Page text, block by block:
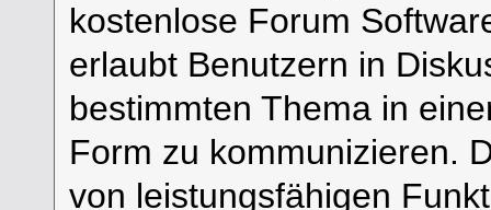
kostenlose Forum
erlaubt Benutzern in
bestimmten Thema in
Form zu kommunizieren.
von leistungsfähigen